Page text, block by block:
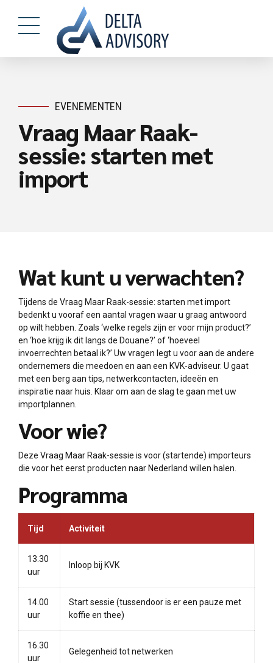
EVENEMENTEN
Vraag Maar Raak-
sessie: starten met
import
Wat kunt u verwachten?
Tijdens de Vraag Maar Raak-sessie: starten met import
bedenkt u vooraf een aantal vragen waar u graag antwoord
op wilt hebben. Zoals ‘welke regels zijn er voor mijn product?’
en ‘hoe krijg ik dit langs de Douane?’ of ‘hoeveel
invoerrechten betaal ik?’ Uw vragen legt u voor aan de andere
ondernemers die meedoen en aan een KVK-adviseur. U gaat
met een berg aan tips, netwerkcontacten, ideeën en
inspiratie naar huis. Klaar om aan de slag te gaan met uw
importplannen.
Voor wie?
Deze Vraag Maar Raak-sessie is voor (startende) importeurs
die voor het eerst producten naar Nederland willen halen.
Programma
Tijd Activiteit
13.30
uur
Inloop bij KVK
14.00
uur
Start sessie (tussendoor is er een pauze met
koffie en thee)
16.30
uur
Gelegenheid tot netwerken